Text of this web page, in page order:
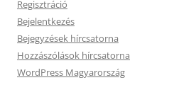
Regisztráció
Bejelentkezés
Bejegyzések hírcsatorna
Hozzászólások hírcsatorna
WordPress Magyarország